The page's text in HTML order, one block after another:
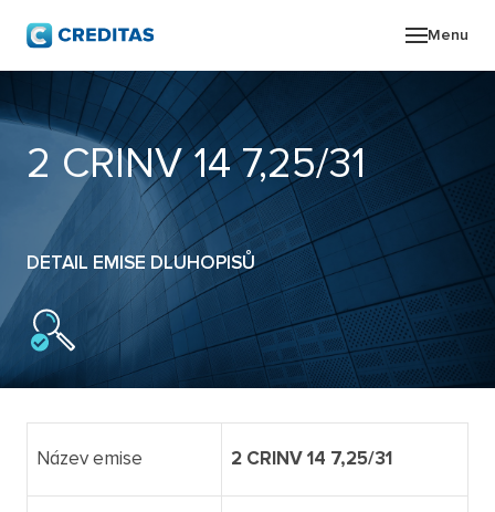
Menu
PRO
2 CRINV 14 7,25/31
DETAIL EMISE DLUHOPISŮ
Název emise 2 CRINV 14 7,25/31